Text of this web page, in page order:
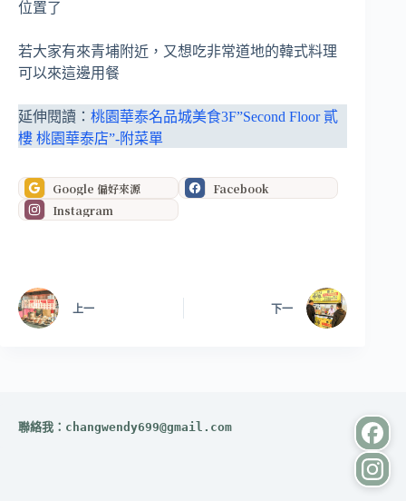
位置了
若大家有來青埔附近，又想吃非常道地的韓式料理
可以來這邊用餐
延伸閱讀： 桃園華泰名品城美食3F”Second Floor 貳
樓 桃園華泰店”-附菜單
Google 偏好來源
Facebook
Instagram
上一 下一
聯絡我： changwendy699@gmail.com